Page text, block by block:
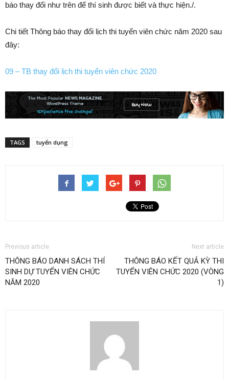
báo thay đổi như trên để thí sinh được biết và thực hiện./.
Chi tiết Thông báo thay đổi lịch thi tuyển viên chức năm 2020 sau
đây:
09 – TB thay đổi lịch thi tuyển viên chức 2020
TAGS tuyển dụng
Previous article
THÔNG BÁO DANH SÁCH THÍ
SINH DỰ TUYỂN VIÊN CHỨC
NĂM 2020
Next article
THÔNG BÁO KẾT QUẢ KỲ THI
TUYỂN VIÊN CHỨC 2020 (VÒNG
1)